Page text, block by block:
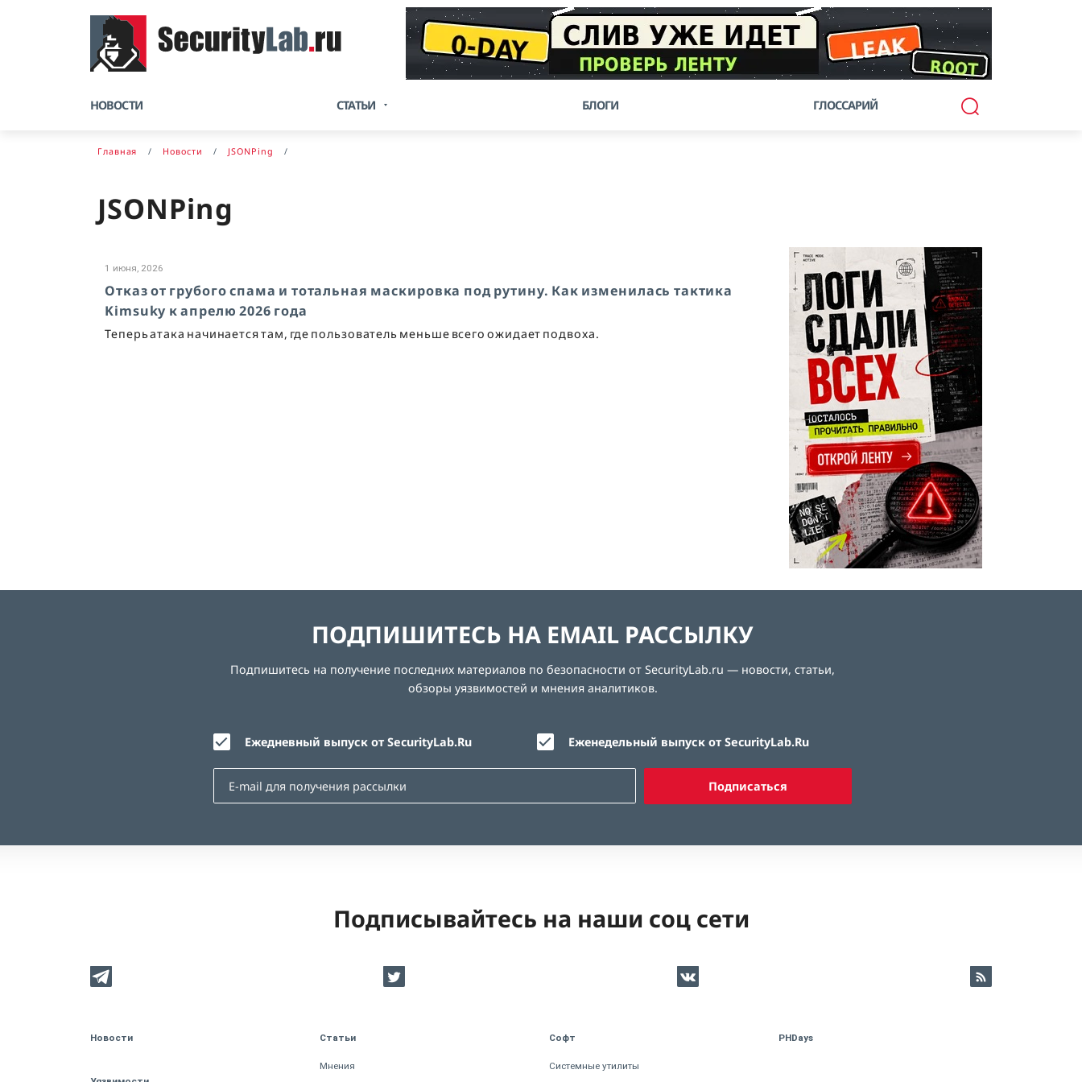
НОВОСТИ СТАТЬИ БЛОГИ ГЛОССАРИЙ
Главная Новости JSONPing
JSONPing
1 июня, 2026
Отказ от грубого спама и тотальная маскировка под рутину. Как изменилась тактика
Kimsuky к апрелю 2026 года
Теперь атака начинается там, где пользователь меньше всего ожидает подвоха.
ПОДПИШИТЕСЬ НА EMAIL РАССЫЛКУ
Подпишитесь на получение последних материалов по безопасности от SecurityLab.ru — новости, статьи,
обзоры уязвимостей и мнения аналитиков.
Ежедневный выпуск от SecurityLab.Ru Еженедельный выпуск от SecurityLab.Ru
Подписаться
Подписывайтесь на наши соц сети
Новости Статьи
Мнения
Софт
Системные утилиты
PHDays